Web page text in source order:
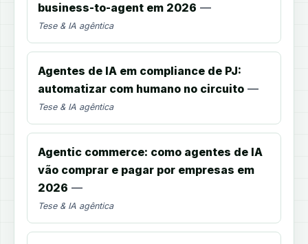
business-to-agent em 2026 —
Tese & IA agêntica
Agentes de IA em compliance de PJ:
automatizar com humano no circuito —
Tese & IA agêntica
Agentic commerce: como agentes de IA
vão comprar e pagar por empresas em
2026 —
Tese & IA agêntica